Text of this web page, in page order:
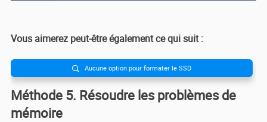
Vous aimerez peut-être également ce qui suit :
 Aucune option pour formater le SSD
Méthode 5. Résoudre les problèmes de
mémoire